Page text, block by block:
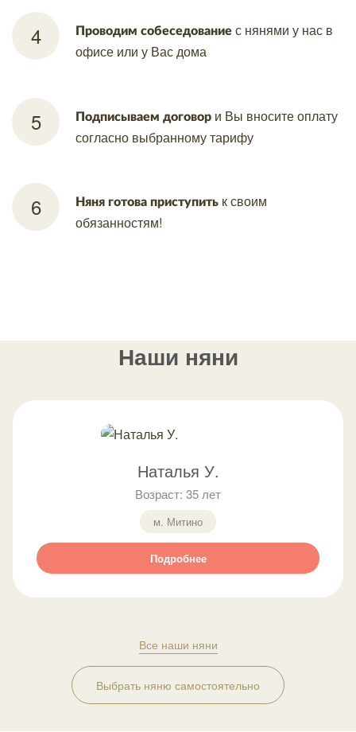
Проводим собеседование с нянями у нас в
офисе или у Васдома
Подписываем договор и Вы вносите оплату
согласно выбранному тарифу
Няня готова приступить к своим
обязанностям!
Наши няни
Наталья У.
Возраст: 35 лет
м. Митино
Подробнее
Все наши няни
Выбрать няню самостоятельно